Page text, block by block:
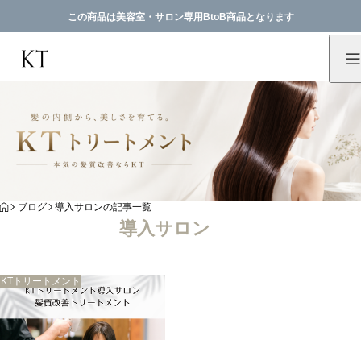
この商品は美容室・サロン専用BtoB商品となります
HOME
ブログ 導入サロンの記事一覧
導入サロン
KTトリートメント